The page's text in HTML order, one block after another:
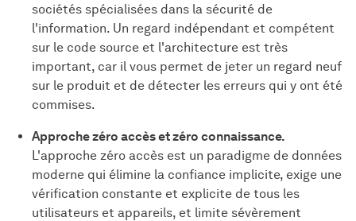
sociétés spécialisées dans la sécurité de
l'information. Un regard indépendant et compétent
sur le code source et l'architecture est très
important, car il vous permet de jeter un regard neuf
sur le produit et de détecter les erreurs qui y ont été
commises.
Approche zéro accès et zéro connaissance.
L'approche zéro accès est un paradigme de données
moderne qui élimine la confiance implicite, exige une
vérification constante et explicite de tous les
utilisateurs et appareils, et limite sévèrement